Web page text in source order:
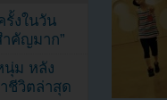
รั้งในวัน
คัญมาก”
นุ่ม หลัง
ชีวิตล่าสุด